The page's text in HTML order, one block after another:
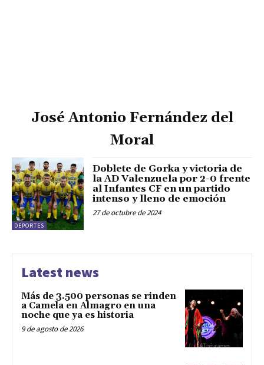
José Antonio Fernández del
Moral
DEPORTES
Doblete de Gorka y victoria de
la AD Valenzuela por 2-0 frente
al Infantes CF en un partido
intenso y lleno de emoción
27 de octubre de 2024
Latest news
Más de 3.500 personas se rinden
a Camela en Almagro en una
noche que ya es historia
9 de agosto de 2026